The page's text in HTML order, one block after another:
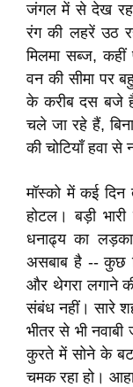
जंगल में से देख
रंग की लहरें उठ
मिलमा सब्ज,
वन की सीमा पर
के करीब दस बजे
चले जा रहे हैं,
की चोटियाँ हवा
मॉस्को में कई
होटल। बड़ी
धनाढ्य का लड़का
असबाब है -- कुछ
और थेगरा लगाने
संबंध नहीं। सारे
भीतर से भी
कुरते में सोने के
चमक रहा हो।